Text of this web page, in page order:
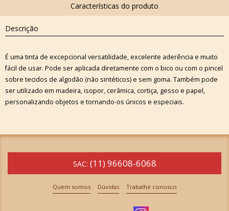
Descrição
É uma tinta de excepcional versatilidade, excelente aderência e muito
fácil de usar. Pode ser aplicada diretamente com o bico ou com o pincel
sobre tecidos de algodão (não sintéticos) e sem goma. Também pode
ser utilizado em madeira, isopor, cerâmica, cortiça, gesso e papel,
personalizando objetos e tornando-os únicos e especiais.
SAC: (11) 96608-6068
Quem somos Dúvidas Trabalhe conosco